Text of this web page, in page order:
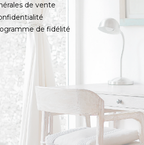
de vente
de fidélité